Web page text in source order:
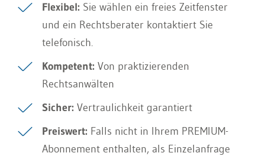
Flexibel: Sie wählen ein freies Zeitfenster
und ein Rechtsberater kontaktiert Sie
telefonisch.
Kompetent: Von praktizierenden
Rechtsanwälten
Sicher: Vertraulichkeit garantiert
Preiswert: Falls nicht in Ihrem PREMIUM-
Abonnement enthalten, als Einzelanfrage